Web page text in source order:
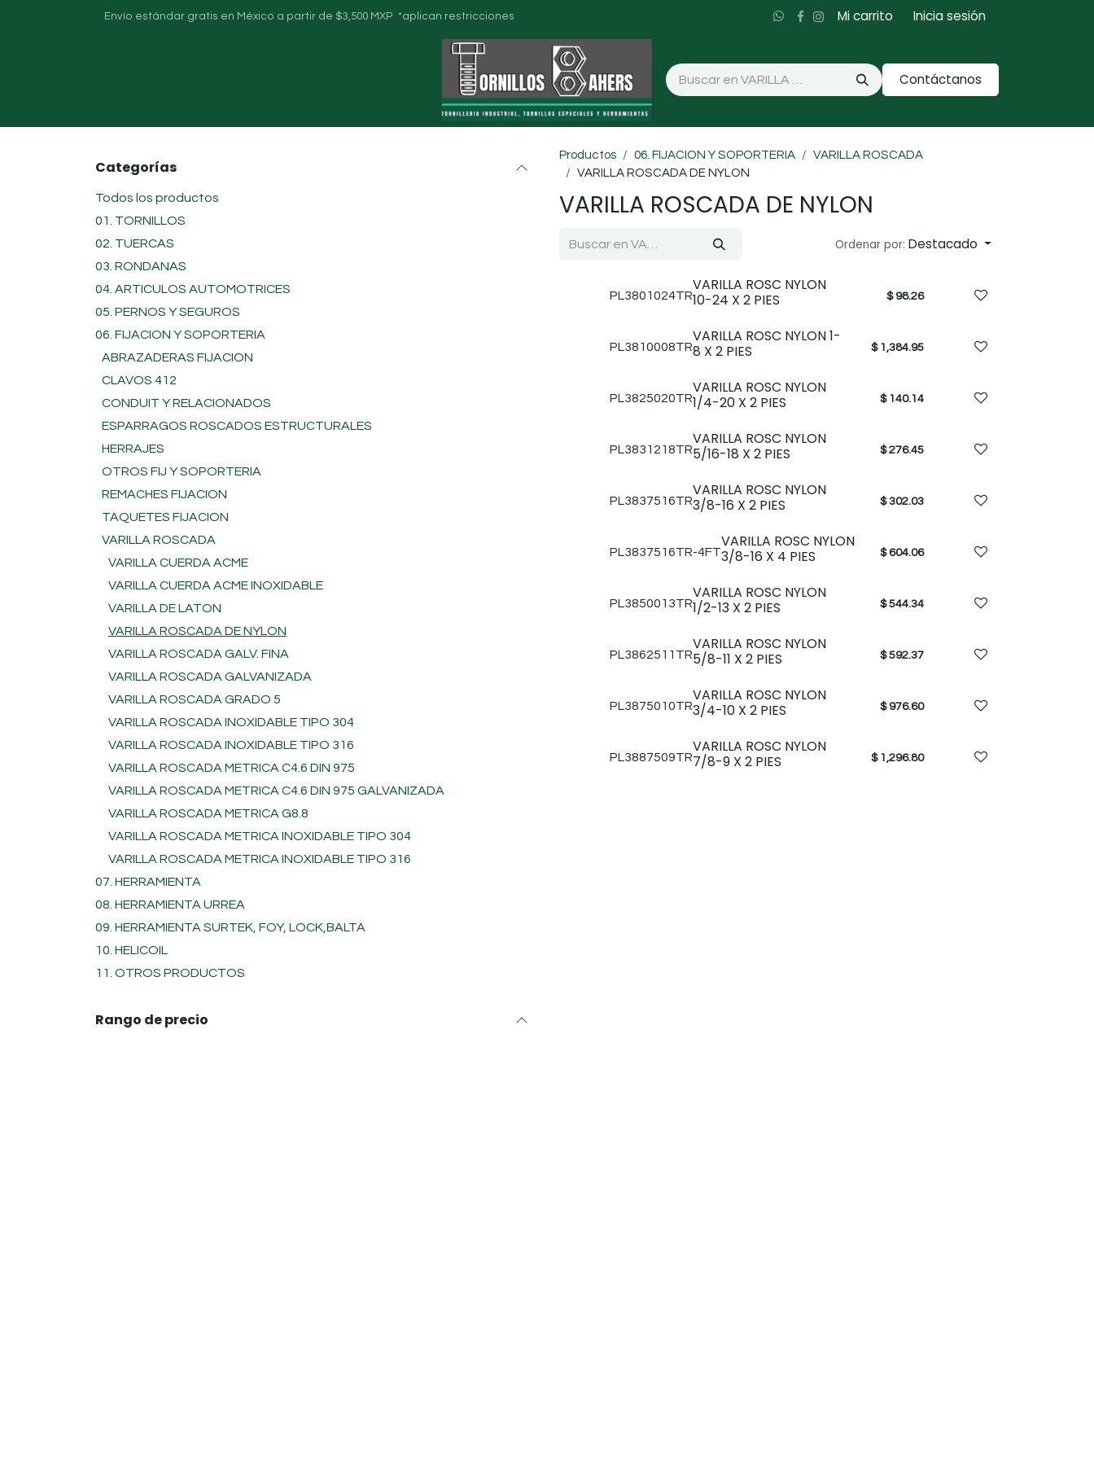
Envío estándar gratis en México a partir de $3,500 MXP *aplican restricciones Mi carrito Inicia sesión
Contáctanos
Categorías
Todos los productos
01. TORNILLOS
02. TUERCAS
03. RONDANAS
04. ARTICULOS AUTOMOTRICES
05. PERNOS Y SEGUROS
06. FIJACION Y SOPORTERIA
ABRAZADERAS FIJACION
CLAVOS 412
CONDUIT Y RELACIONADOS
ESPARRAGOS ROSCADOS ESTRUCTURALES
HERRAJES
OTROS FIJ Y SOPORTERIA
REMACHES FIJACION
TAQUETES FIJACION
VARILLA ROSCADA
VARILLA CUERDA ACME
VARILLA CUERDA ACME INOXIDABLE
VARILLA DE LATON
VARILLA ROSCADA DE NYLON
VARILLA ROSCADA GALV. FINA
VARILLA ROSCADA GALVANIZADA
VARILLA ROSCADA GRADO 5
VARILLA ROSCADA INOXIDABLE TIPO 304
VARILLA ROSCADA INOXIDABLE TIPO 316
VARILLA ROSCADA METRICA C4.6 DIN 975
VARILLA ROSCADA METRICA C4.6 DIN 975 GALVANIZADA
VARILLA ROSCADA METRICA G8.8
VARILLA ROSCADA METRICA INOXIDABLE TIPO 304
VARILLA ROSCADA METRICA INOXIDABLE TIPO 316
07. HERRAMIENTA
08. HERRAMIENTA URREA
09. HERRAMIENTA SURTEK, FOY, LOCK,BALTA
10. HELICOIL
11. OTROS PRODUCTOS
Rango de precio
Productos 06. FIJACION Y SOPORTERIA
VARILLA ROSCADA
VARILLA ROSCADA DE NYLON
VARILLA ROSCADA DE NYLON
Ordenar por: Destacado
PL3801024TR
VARILLA ROSC NYLON
10-24 X 2 PIES
$ 98.26
PL3810008TR
VARILLA ROSC NYLON 1-
8 X 2 PIES
$ 1,384.95
PL3825020TR
VARILLA ROSC NYLON
1/4-20 X 2 PIES
$ 140.14
PL3831218TR
VARILLA ROSC NYLON
5/16-18 X 2 PIES
$276.45
PL3837516TR
VARILLA ROSC NYLON
3/8-16 X 2 PIES
$302.03
PL3837516TR-4FT
VARILLA ROSC NYLON
3/8-16 X 4 PIES
$604.06
PL3850013TR
VARILLA ROSC NYLON
1/2-13 X 2 PIES
$544.34
PL3862511TR
VARILLA ROSC NYLON
5/8-11 X 2 PIES
$592.37
PL3875010TR
VARILLA ROSC NYLON
3/4-10 X 2 PIES
$ 976.60
PL3887509TR
VARILLA ROSC NYLON
7/8-9 X 2 PIES
$ 1,296.80